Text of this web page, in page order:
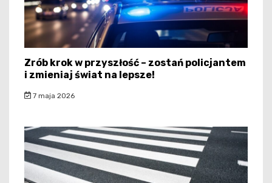
Zrób krok w przyszłość – zostań policjantem
i zmieniaj świat na lepsze!
7 maja 2026